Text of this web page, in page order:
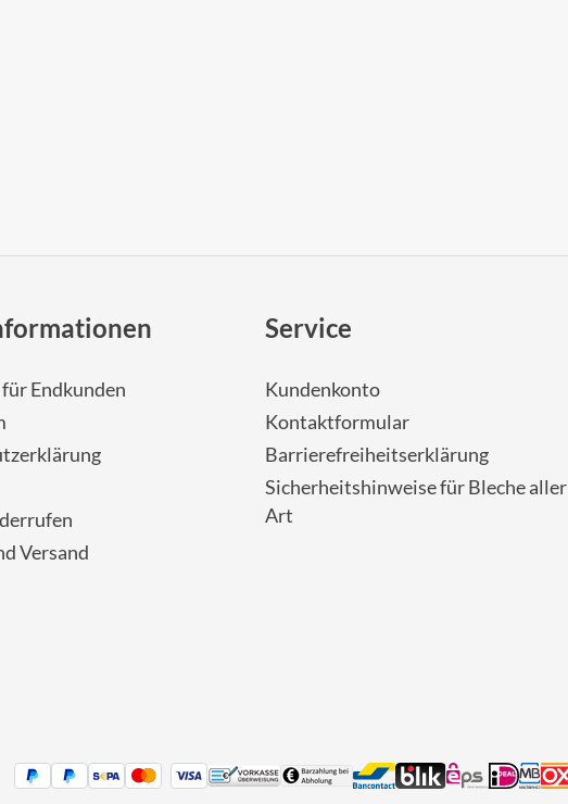
Endkunden
Versand
Service
Kundenkonto
Kontaktformular
Barrierefreiheitserklärung
Sicherheitshinweise für Bleche aller
Art